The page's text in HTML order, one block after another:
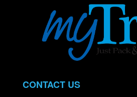
CONTACT US